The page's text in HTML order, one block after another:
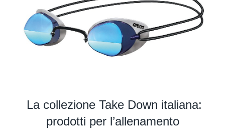
La collezione Take Down italiana:
prodotti per l’allenamento